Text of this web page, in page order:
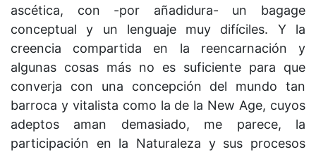
ascética, con -por añadidura- un bagage
conceptual y un lenguaje muy difíciles. Y la
creencia compartida en la reencarnación y
algunas cosas más no es suficiente para que
converja con una concepción del mundo tan
barroca y vitalista como la de la New Age, cuyos
adeptos aman demasiado, me parece, la
participación en la Naturaleza y sus procesos